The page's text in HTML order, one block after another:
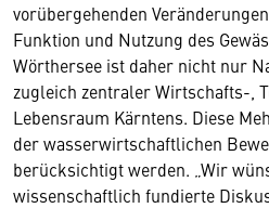
vorübergehenden
Funktion und Nutzung des
Wörthersee ist daher nicht nur
zugleich zentraler Wirtschafts-,
Lebensraum Kärntens. Diese
der wasserwirtschaftlichen
berücksichtigt werden. „Wir
wissenschaftlich fundierte